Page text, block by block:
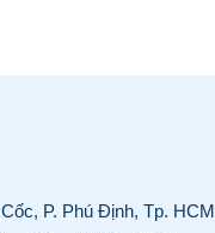
P. Phú Định, Tp. HCM